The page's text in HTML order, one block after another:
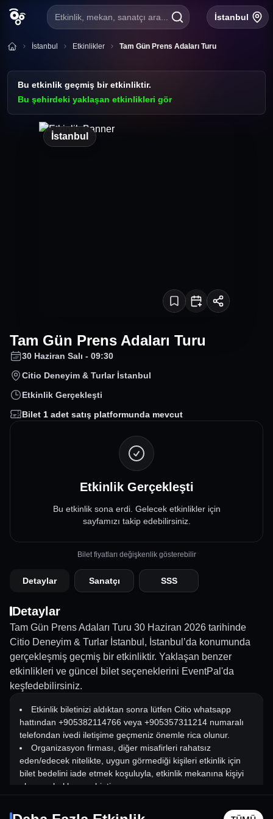
Etkinlik, mekan, sanatçı ara... İstanbul
İstanbul Etkinlikler Tam Gün Prens Adaları Turu
Bu etkinlik geçmiş bir etkinliktir.
Bu şehirdeki yaklaşan etkinlikleri gör
İstanbul
Tam Gün Prens Adaları Turu
30 Haziran Salı - 09:30
Citio Deneyim & Turlar İstanbul
Etkinlik Gerçekleşti
Bilet 1 adet satış platformunda mevcut
Etkinlik Gerçekleşti
Bu etkinlik sona erdi. Gelecek etkinlikler için
sayfamızı takip edebilirsiniz.
Bilet fiyatları değişkenlik gösterebilir
Detaylar Sanatçı SSS
Detaylar
Tam Gün Prens Adaları Turu 30 Haziran 2026 tarihinde
Citio Deneyim & Turlar İstanbul, İstanbul’da konumunda
gerçekleşmiş geçmiş bir etkinliktir. Yaklaşan benzer
etkinlikleri ve güncel bilet seçeneklerini EventPal'da
keşfedebilirsiniz.
Etkinlik biletinizi aldıktan sonra lütfen Citio whatsapp
hattından +905382114766 veya +905357311214 numaralı
telefondan ivedi iletişime geçmeniz önemle rica olunur.
Organizasyon firması, diğer misafirleri rahatsız
eden/edecek nitelikte, uygun görmediği kişileri etkinlik için
bilet bedelini iade etmek koşuluyla, etkinlik mekanına kişiyi
almama hakkına sahiptir.
13